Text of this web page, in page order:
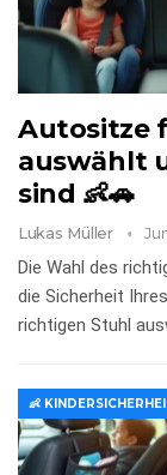
Autositze
auswählt
sind 👶🚗
Lukas Müller
Die Wahl des
die Sicherheit
richtigen Stuhl